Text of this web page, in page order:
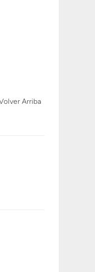
Arriba